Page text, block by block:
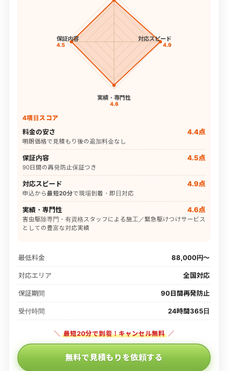
対応スピード
4.9
実績・専門性
4.6
保証内容
4.5
4項目スコア
料金の安さ 4.4点
明朗価格で見積もり後の追加料金なし
保証内容 4.5点
90日間の再発防止保証つき
対応スピード 4.9点
申込から最短20分で現場到着・即日対応
実績・専門性 4.6点
害虫駆除専門・有資格スタッフによる施工／緊急駆けつけサービス
としての豊富な対応実績
最低料金 88,000円〜
対応エリア 全国対応
保証期間 90日間再発防止
受付時間 24時間365日
＼ 最短20分で到着！キャンセル無料 ／
無料で見積もりを依頼する